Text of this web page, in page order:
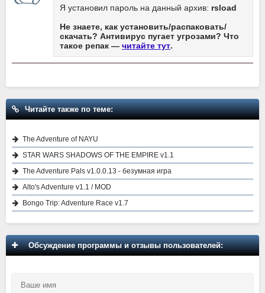
Я установил пароль на данный архив: rsload
Не знаете, как установить/распаковать/
скачать? Антивирус пугает угрозами? Что
такое репак — читайте тут.
Читайте также по теме:
The Adventure of NAYU
STAR WARS SHADOWS OF THE EMPIRE v1.1
The Adventure Pals v1.0.0.13 - безумная игра
Alto's Adventure v1.1 / MOD
Bongo Trip: Adventure Race v1.7
Обсуждение программы и отзывы пользователей: